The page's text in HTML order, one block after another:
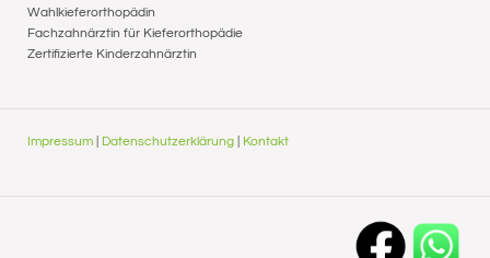
Wahlkieferorthopädin
Fachzahnärztin für Kieferorthopädie
Zertifizierte Kinderzahnärztin
Impressum Datenschutzerklärung Kontakt